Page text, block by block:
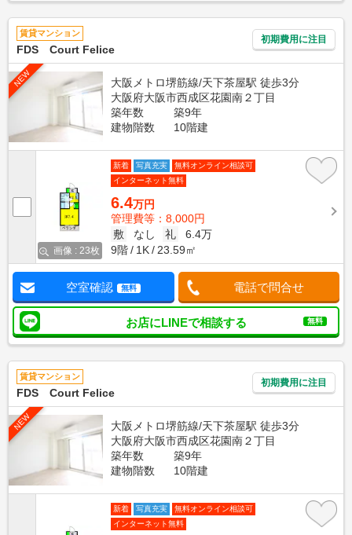
賃貸マンション
FDS Court Felice
初期費用に注目
NEW
大阪メトロ堺筋線/天下茶屋駅 徒歩3分
大阪府大阪市西成区花園南２丁目
築年数
築9年
建物階数
10階建
画像 : 23枚
新着 写真充実
無料オンライン相談可
インターネット無料
6.4万円
管理費等：8,000円
敷
なし 礼
6.4万
9階
1K 23.59㎡
空室確認 無料 電話で問合せ
お店にLINEで相談する 無料
賃貸マンション
FDS Court Felice
初期費用に注目
NEW
大阪メトロ堺筋線/天下茶屋駅 徒歩3分
大阪府大阪市西成区花園南２丁目
築年数
築9年
建物階数
10階建
新着 写真充実
無料オンライン相談可
インターネット無料